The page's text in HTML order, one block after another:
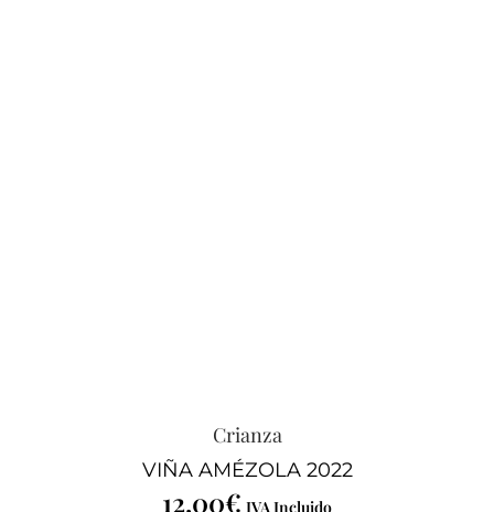
Crianza
VIÑA AMÉZOLA 2022
12,00€ IVA Incluido